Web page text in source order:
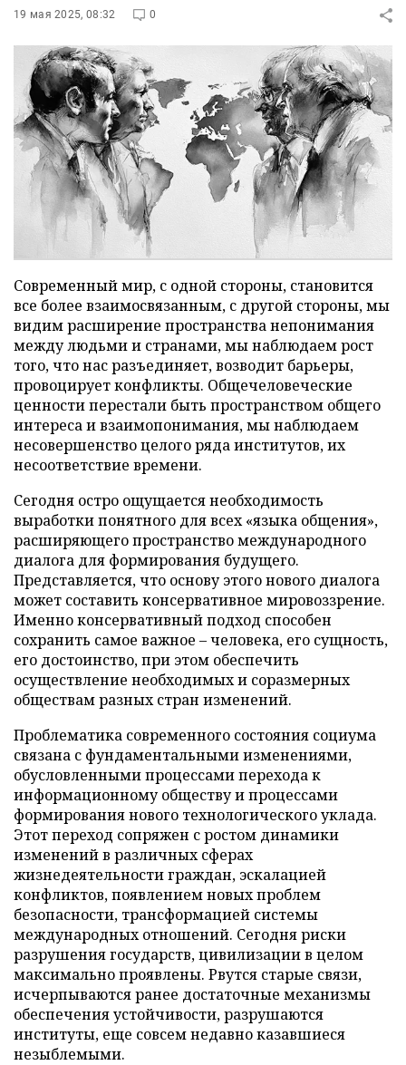
19 мая 2025, 08:32 0
Современный мир, с одной стороны, становится
все более взаимосвязанным, с другой стороны, мы
видим расширение пространства непонимания
между людьми и странами, мы наблюдаем рост
того, что нас разъединяет, возводит барьеры,
провоцирует конфликты. Общечеловеческие
ценности перестали быть пространством общего
интереса и взаимопонимания, мы наблюдаем
несовершенство целого ряда институтов, их
несоответствие времени.
Сегодня остро ощущается необходимость
выработки понятного для всех «языка общения»,
расширяющего пространство международного
диалога для формирования будущего.
Представляется, что основу этого нового диалога
может составить консервативное мировоззрение.
Именно консервативный подход способен
сохранить самое важное – человека, его сущность,
его достоинство, при этом обеспечить
осуществление необходимых и соразмерных
обществам разных стран изменений.
Проблематика современного состояния социума
связана с фундаментальными изменениями,
обусловленными процессами перехода к
информационному обществу и процессами
формирования нового технологического уклада.
Этот переход сопряжен с ростом динамики
изменений в различных сферах
жизнедеятельности граждан, эскалацией
конфликтов, появлением новых проблем
безопасности, трансформацией системы
международных отношений. Сегодня риски
разрушения государств, цивилизации в целом
максимально проявлены. Рвутся старые связи,
исчерпываются ранее достаточные механизмы
обеспечения устойчивости, разрушаются
институты, еще совсем недавно казавшиеся
незыблемыми.